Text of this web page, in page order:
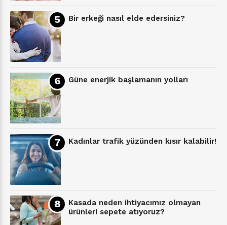
Bir erkeği nasıl elde edersiniz?
Güne enerjik başlamanın yolları
Kadınlar trafik yüzünden kısır kalabilir!
Kasada neden ihtiyacımız olmayan
ürünleri sepete atıyoruz?